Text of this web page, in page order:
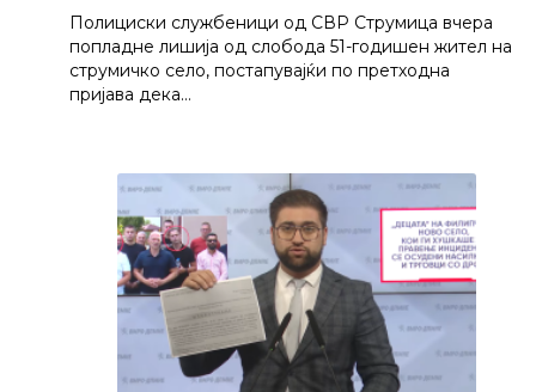
Полициски службеници од СВР Струмица вчера
попладне лишија од слобода 51-годишен жител на
струмичко село, постапувајќи по претходна
пријава дека…